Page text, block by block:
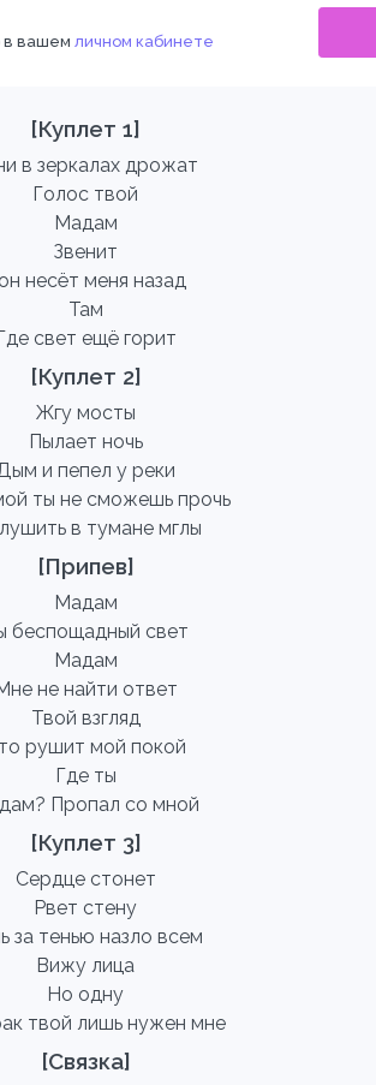
в вашем личном кабинете
[Куплет 1]
в зеркалах дрожат
Голос твой
Мадам
Звенит
несёт меня назад
Там
свет ещё горит
[Куплет 2]
Жгу мосты
Пылает ночь
и пепел у реки
ты не сможешь прочь
в тумане мглы
[Припев]
Мадам
беспощадный свет
Мадам
не найти ответ
Твой взгляд
рушит мой покой
Где ты
Пропал со мной
[Куплет 3]
Сердце стонет
Рвет стену
за тенью назло всем
Вижу лица
Но одну
твой лишь нужен мне
[Связка]